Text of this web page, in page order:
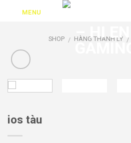
MENU
SHOP / HÀNG THANH LÝ /
ios tàu